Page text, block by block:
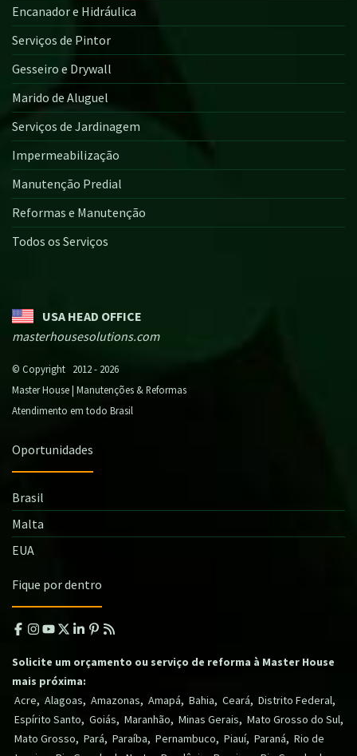
Encanador e Hidráulica
Serviços de Pintor
Gesseiro e Drywall
Marido de Aluguel
Serviços de Jardinagem
Impermeabilização
Manutenção Predial
Reformas e Manutenção
Todos os Serviços
USA HEAD OFFICE
masterhousesolutions.com
© Copyright 2012 - 2026
Master House | Manutenções & Reformas
Atendimento em todo Brasil
Oportunidades
Brasil
Malta
EUA
Fique por dentro
Solicite um orçamento ou serviço de reforma à Master House
mais próxima:
Acre, Alagoas, Amazonas, Amapá, Bahia, Ceará, Distrito Federal,
Espírito Santo, Goiás, Maranhão, Minas Gerais, Mato Grosso do Sul,
Mato Grosso, Pará, Paraíba, Pernambuco, Piauí, Paraná, Rio de